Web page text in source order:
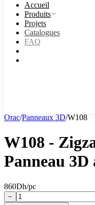
Accueil
Produits
Projets
Catalogues
FAQ
Orac/Panneaux 3D/W108
W108 -
Panneau 3D
860Dh/pc
−